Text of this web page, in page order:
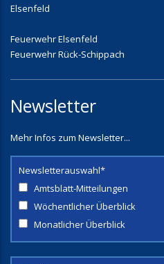
Elsenfeld
Feuerwehr Elsenfeld
Feuerwehr Rück-Schippach
Newsletter
Mehr Infos zum Newsletter...
Newsletterauswahl*
Amtsblatt-Mitteilungen
Wöchentlicher Überblick
Monatlicher Überblick